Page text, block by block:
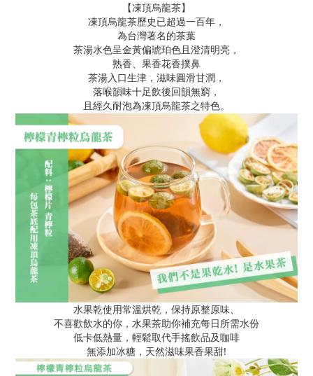
【凍頂烏龍茶】
凍頂烏龍茶歷史已超過一百年，
為台灣著名的茶葉
茶湯水色呈金黃偏琥珀色且澄清明亮，
熟香、果香花香撲鼻
茶湯入口生津，滋味圓滑甘潤，
落喉韻味十足飲後回韻無窮，
且經久耐泡為凍頂烏龍茶之特色。
水果乾使用常溫烘乾，保持原整原味、
不喜歡飲水的你，水果茶助你補充每日所需水份
低卡低熱量，輕鬆取代手搖飲品及咖啡
無添加冰糖，天然滋味果香果甜!